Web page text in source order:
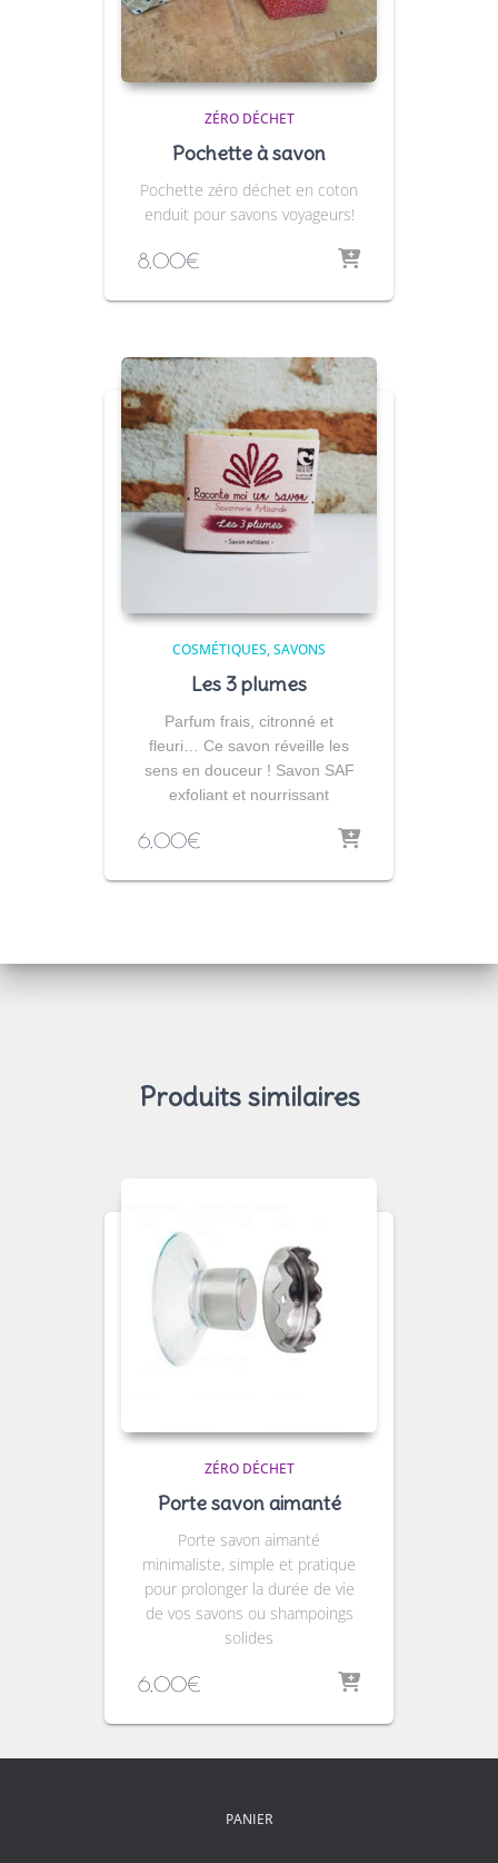
ZÉRO DÉCHET
Pochette à savon
Pochette zéro déchet en coton
enduit pour savons voyageurs!
8,00€
COSMÉTIQUES SAVONS
Les 3 plumes
Parfum frais, citronné et
fleuri… Ce savon réveille les
sens en douceur ! Savon SAF
exfoliant et nourrissant
6,00€
Produits similaires
ZÉRO DÉCHET
Porte savon aimanté
Porte savon aimanté
minimaliste, simple et pratique
pour prolonger la durée de vie
de vos savons ou shampoings
solides
6,00€
PANIER